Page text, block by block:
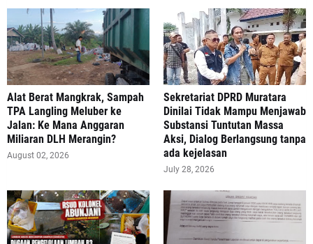
Alat Berat Mangkrak, Sampah
TPA Langling Meluber ke
Jalan: Ke Mana Anggaran
Miliaran DLH Merangin?
August 02, 2026
Sekretariat DPRD Muratara
Dinilai Tidak Mampu Menjawab
Substansi Tuntutan Massa
Aksi, Dialog Berlangsung tanpa
ada kejelasan
July 28, 2026